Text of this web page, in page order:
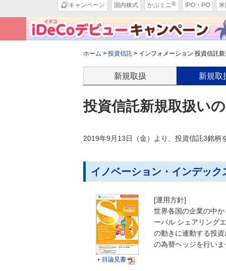
キャンペーン 国内株式 かぶミニ® IPO・PO
ホーム > 投資信託 > インフォメーション 投資信託
新規取扱 新規取
投資信託新規取扱い
2019年9月13日（金）より、投資信託3銘柄
イノベーション・インデッ
 目論見書
[運用方針]
世界各国の企業の中
ーバル シェアリング
の動きに連動する投
の為替ヘッジを行い